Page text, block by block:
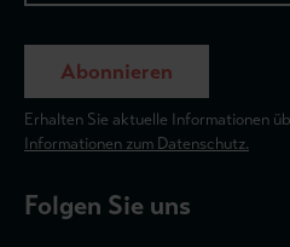
Abonnieren
Erhalten Sie aktuelle Informationen
Informationen zum Datenschutz.
Folgen Sie uns